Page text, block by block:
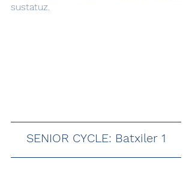
sustatuz.
SENIOR CYCLE: Batxiler 1